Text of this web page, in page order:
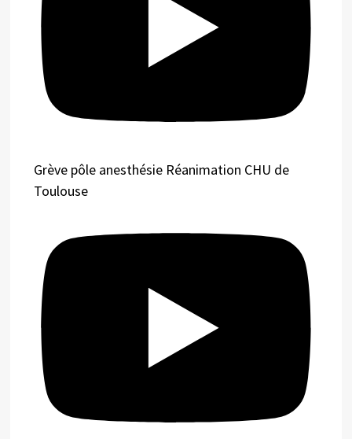
Grève pôle anesthésie Réanimation CHU de
Toulouse